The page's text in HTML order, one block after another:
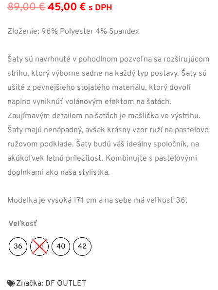
89,00€Pôvodná
cena
89,00 €.
45,00 € Aktuálna
cena
45,00 €.
s DPH
Zloženie: 96% Polyester 4% Spandex
Šaty sú navrhnuté v pohodlnom pozvoľna sa rozširujúcom
strihu, ktorý výborne sadne na každý typ postavy. Šaty sú
ušité z pevnejšieho stojatého materiálu, ktorý dovolí
naplno vyniknúť volánovým efektom na šatách.
Zaujímavým detailom na šatách je mašlička vo výstrihu.
Šaty majú nenápadný, avšak krásny vzor ruží na pastelovo
ružovom podklade. Šaty budú váš ideálny spoločník, na
akúkoľvek letnú príležitosť. Kombinujte s pastelovými
doplnkami ako naša stylistka.
Modelka je vysoká 174 cm a na sebe má veľkosť 36.
Veľkosť
36 38 40 42
Značka: DF OUTLET